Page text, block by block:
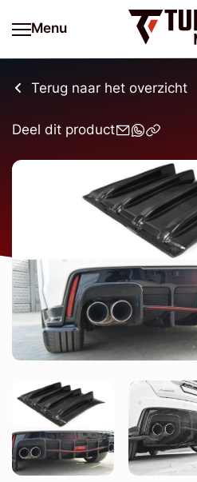
Menu
Terug naar het overzicht
Deel dit product